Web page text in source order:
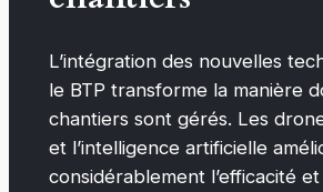
L’intégration des nouvelles
le BTP transforme la manière
chantiers sont gérés. Les
et l’intelligence artificielle
considérablement l’efficacité